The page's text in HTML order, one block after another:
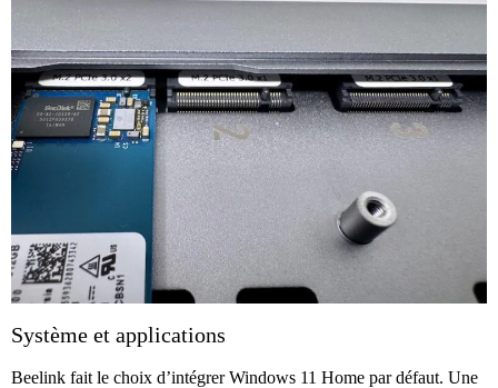
Système et applications
Beelink fait le choix d’intégrer Windows 11 Home par défaut. Une